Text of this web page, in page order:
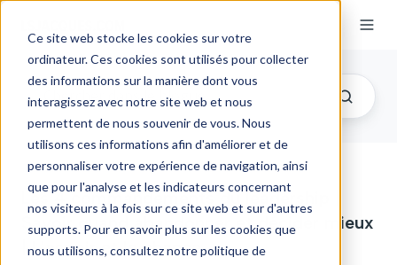
Ce site web stocke les cookies sur votre
ordinateur. Ces cookies sont utilisés pour collecter
des informations sur la manière dont vous
interagissez avec notre site web et nous
permettent de nous souvenir de vous. Nous
utilisons ces informations afin d'améliorer et de
personnaliser votre expérience de navigation, ainsi
que pour l'analyse et les indicateurs concernant
nos visiteurs à la fois sur ce site web et sur d'autres
supports. Pour en savoir plus sur les cookies que
nous utilisons, consultez notre politique de
Les 4 commandements du leadership |
Savoir quand abandonner et décider mieux
| L'espoir et la chance